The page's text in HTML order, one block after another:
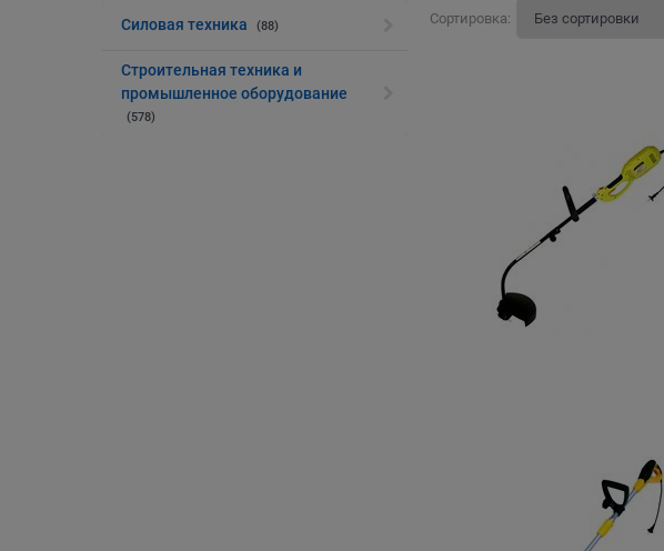
Силовая техника (88)
Строительная техника и
промышленное оборудование
(578)
Сортировка: